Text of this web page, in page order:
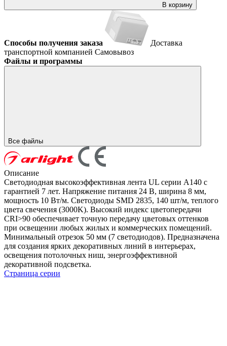
В корзину
Способы получения заказа
Доставка
транспортной компанией Самовывоз
Файлы и программы
Все файлы
Описание
Светодиодная высокоэффективная лента UL серии A140 с
гарантией 7 лет. Напряжение питания 24 В, ширина 8 мм,
мощность 10 Вт/м. Светодиоды SMD 2835, 140 шт/м, теплого
цвета свечения (3000K). Высокий индекс цветопередачи
CRI>90 обеспечивает точную передачу цветовых оттенков
при освещении любых жилых и коммерческих помещений.
Минимальный отрезок 50 мм (7 светодиодов). Предназначена
для создания ярких декоративных линий в интерьерах,
освещения потолочных ниш, энергоэффективной
декоративной подсветка.
Страница серии